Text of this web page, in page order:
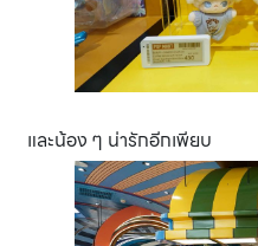
และน้อง ๆ น่ารักอีกเพียบ